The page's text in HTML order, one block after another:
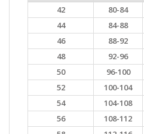
42
80-84
44
84-88
46
88-92
48
92-96
50
96-100
52
100-104
54
104-108
56
108-112